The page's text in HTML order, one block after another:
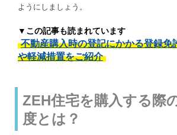
ようにしましょう。
▼この記事も読まれています
不動産購入時の登記にかかる登録免
や軽減措置をご紹介
ZEH住宅を購入する際
度とは？